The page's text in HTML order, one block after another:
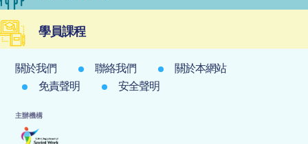
學員課程
關於我們 聯絡我們
關於本網站
免責聲明
安全聲明
主辦機構